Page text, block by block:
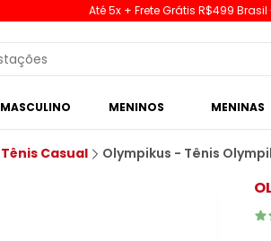
Até 5x + Frete Grátis R$499 Brasil
MASCULINO MENINOS MENINAS
Tênis Casual Olympikus - Tênis